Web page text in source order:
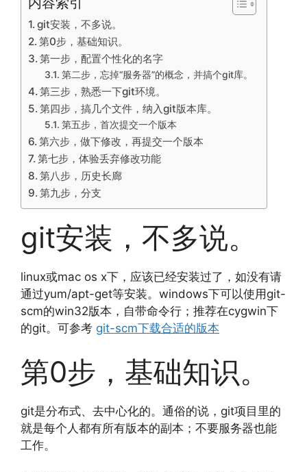
git安装，不多说。
第0步，基础知识。
第一步，配置个性化的名字
第二步，忘掉“服务器”的概念，并搞个git库。
第三步，熟悉一下git环境。
第四步，搞几个文件，纳入git版本库。
第五步，首次提交一个版本
第六步，做下修改，再提交一个版本
第七步，体验丢弃修改功能
第八步，历史长廊
第九步，分支
git安装，不多说。
linux或mac os x下，应该已经安装过了，如没有请
通过yum/apt-get等安装。windows下可以使用git-
scm的win32版本，自带命令行；推荐在cygwin下
的git。可参考 git-scm下载合适的版本
第0步，基础知识。
git是分布式、去中心化的。通俗的说，git项目里的
就是每个人都有所有版本的副本；不要服务器也能
工作。